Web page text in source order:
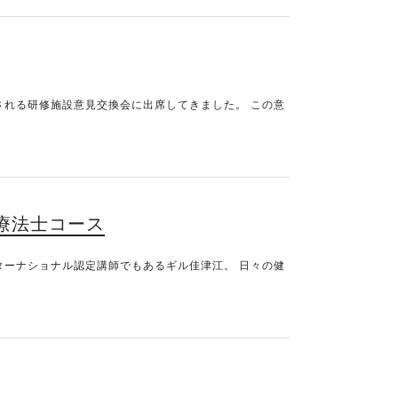
る研修施設意見交換会に出席してきました。 この意
法士コース
ナショナル認定講師でもあるギル佳津江。 日々の健